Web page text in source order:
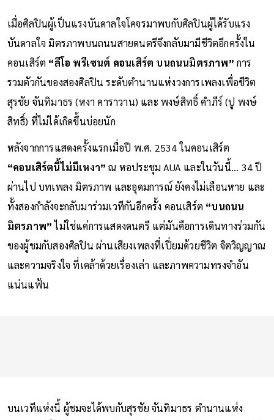
เมื่อศิลปินผู้เป็นแรงบันดาลใจโคจรมาพบกับศิลปินผู้ได้รับแรง
บันดาลใจ มิตรภาพบนถนนสายดนตรีจึงกลับมามีชีวิตอีกครั้งใน
คอนเสิร์ต “ลีโอ พรีเซนต์ คอนเสิร์ต บนถนนมิตรภาพ” การ
รวมตัวกันของสองศิลปิน ระดับตำนานแห่งวงการเพลงเพื่อชีวิต
สุรชัย จันทิมาธร (หงา คาราวาน) และ พงษ์สิทธิ์ คำภีร์ (ปู พงษ์
สิทธิ์) ที่ไม่ได้เกิดขึ้นบ่อยนัก
หลังจากการแสดงครั้งแรกเมื่อปี พ.ศ. 2534 ในคอนเสิร์ต
“คอนเสิร์ตนี้ไม่มีเหงา” ณ หอประชุม AUA และในวันนี้... 34 ปี
ผ่านไป บทเพลง มิตรภาพ และอุดมการณ์ ยังคงไม่เลือนหาย และ
ทั้งสองกำลังจะกลับมาร่วมเวทีกันอีกครั้ง คอนเสิร์ต “บนถนน
มิตรภาพ”ไม่ใช่แค่การแสดงดนตรี แต่มันคือการเดินทางร่วมกัน
ของผู้ชมกับสองศิลปิน ผ่านเสียงเพลงที่เปี่ยมด้วยชีวิต จิตวิญญาณ
และความจริงใจ ที่เคล้าด้วยเรื่องเล่า และภาพความทรงจำอัน
แน่นแฟ้น
บนเวทีแห่งนี้ ผู้ชมจะได้พบกับสุรชัย จันทิมาธร ตำนานแห่ง